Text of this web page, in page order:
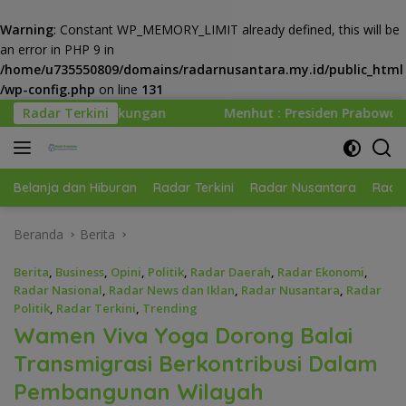
Warning: Constant WP_MEMORY_LIMIT already defined, this will be
an error in PHP 9 in
/home/u735550809/domains/radarnusantara.my.id/public_html
/wp-config.php on line 131
Langsung
ke
konten
Radar Terkini
Menhut : Presiden Prabowo Minta Kemenhut Bangun
Belanja dan Hiburan Radar Terkini Radar Nusantara
Beranda Berita
Berita, Business, Opini, Politik, Radar Daerah, Radar Ekonomi,
Radar Nasional, Radar News dan Iklan, Radar Nusantara, Radar
Politik, Radar Terkini, Trending
Wamen Viva Yoga Dorong Balai
Transmigrasi Berkontribusi Dalam
Pembangunan Wilayah